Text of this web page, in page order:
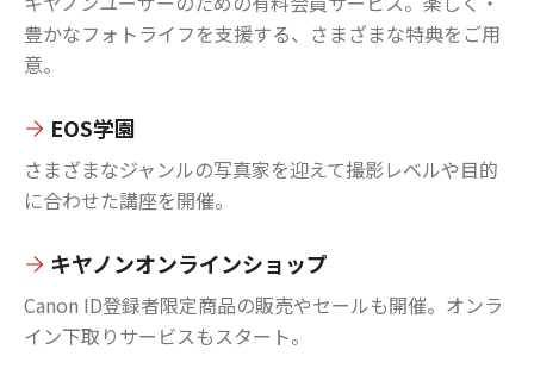
豊かなフォトライフを支援する、さまざまな特典をご用
意。
EOS学園
さまざまなジャンルの写真家を迎えて撮影レベルや目的
に合わせた講座を開催。
キヤノンオンラインショップ
Canon ID登録者限定商品の販売やセールも開催。オンラ
イン下取りサービスもスタート。